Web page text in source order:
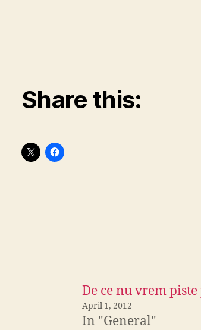
Share this:
De ce nu vrem
April 1, 2012
In "General"